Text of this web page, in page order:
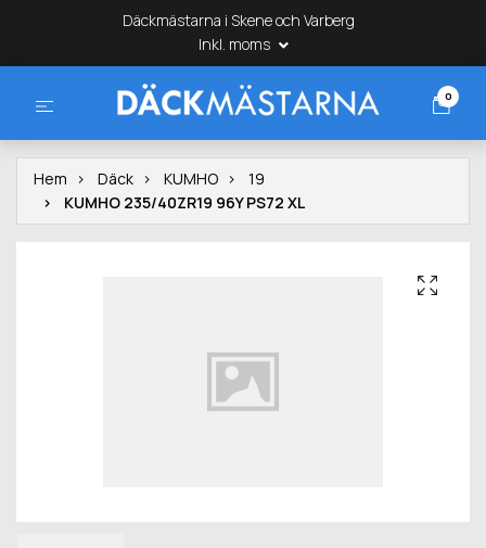
Däckmästarna i Skene och Varberg
Inkl. moms
0
Hem Däck KUMHO
19
KUMHO 235/40ZR19 96Y PS72 XL